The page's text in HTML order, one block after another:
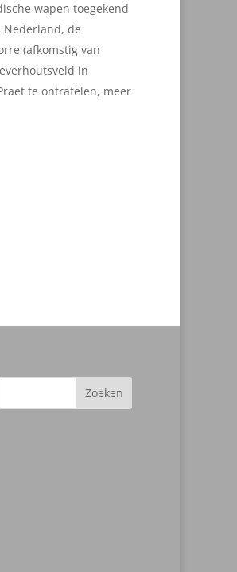
wapen toegekend
Nederland, de
(afkomstig van
in
te ontrafelen, meer